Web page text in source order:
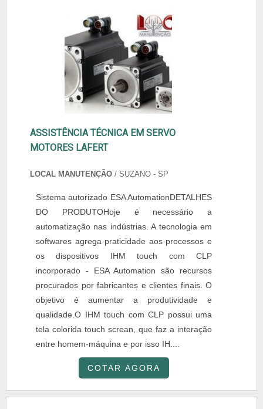
ASSISTÊNCIA TÉCNICA EM SERVO
MOTORES LAFERT
LOCAL MANUTENÇÃO / SUZANO - SP
Sistema autorizado ESA AutomationDETALHES
DO PRODUTOHoje é necessário a
automatização nas indústrias. A tecnologia em
softwares agrega praticidade aos processos e
os dispositivos IHM touch com CLP
incorporado - ESA Automation são recursos
procurados por fabricantes e clientes finais. O
objetivo é aumentar a produtividade e
qualidade.O IHM touch com CLP possui uma
tela colorida touch screan, que faz a interação
entre homem-máquina e por isso IH....
COTAR AGORA